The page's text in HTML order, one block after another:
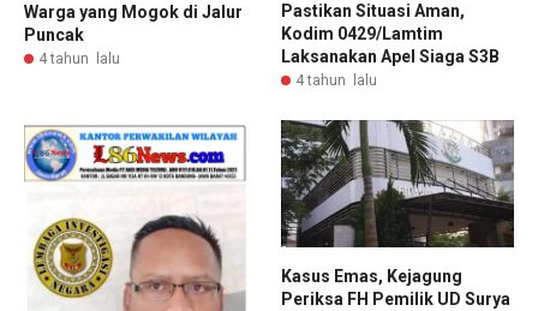
Warga yang Mogok di Jalur
Puncak
4 tahun lalu
Pastikan Situasi Aman,
Kodim 0429/Lamtim
Laksanakan Apel Siaga S3B
4 tahun lalu
Kasus Emas, Kejagung
Periksa FH Pemilik UD Surya